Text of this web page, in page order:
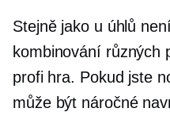
Stejně jako u úhlů
kombinování různých
profi hra. Pokud jste
může být náročné